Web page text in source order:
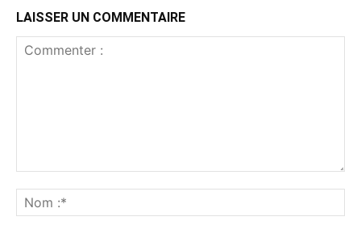
LAISSER UN COMMENTAIRE
:*